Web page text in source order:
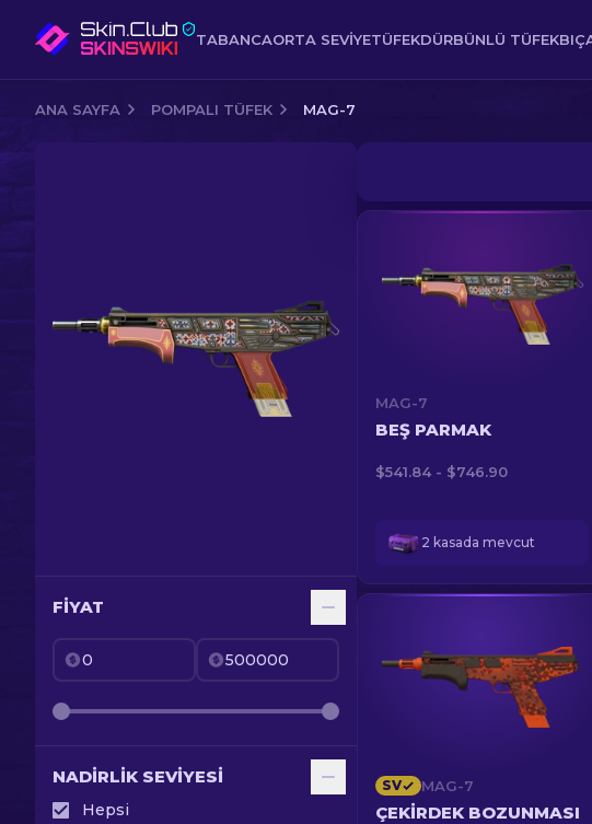
TABANCAORTA SEVIYETÜFEKDÜRBÜNLÜ TÜFEK
ANA SAYFA POMPALI TÜFEK MAG-7
FIYAT
NADIRLIK SEVIYESI
Hepsi
MAG-7
BEŞ PARMAK
$541.84 - $746.90
2 kasada mevcut
SV MAG-7
ÇEKIRDEK BOZUNMASI